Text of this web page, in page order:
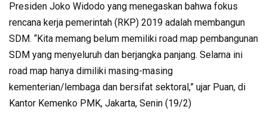
Presiden Joko Widodo yang menegaskan bahwa fokus
rencana kerja pemerintah (RKP) 2019 adalah membangun
SDM. “Kita memang belum memiliki road map pembangunan
SDM yang menyeluruh dan berjangka panjang. Selama ini
road map hanya dimiliki masing-masing
kementerian/lembaga dan bersifat sektoral,” ujar Puan, di
Kantor Kemenko PMK, Jakarta, Senin (19/2)